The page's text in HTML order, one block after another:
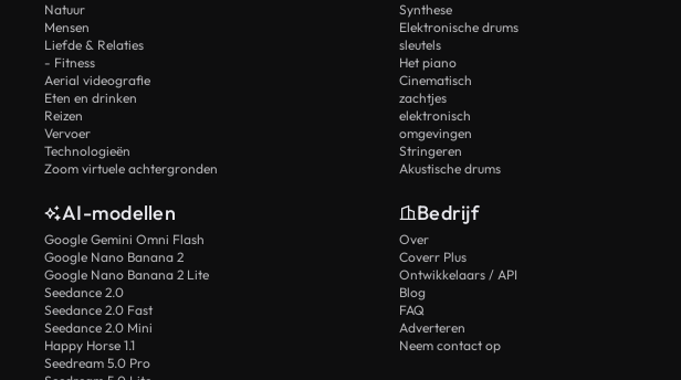
Natuur
Mensen
Liefde & Relaties
- Fitness
Aerial videografie
Eten en drinken
Reizen
Vervoer
Technologieën
Zoom virtuele achtergronden
Synthese
Elektronische drums
sleutels
Het piano
Cinematisch
zachtjes
elektronisch
omgevingen
Stringeren
Akustische drums
AI-modellen
Google Gemini Omni Flash
Google Nano Banana 2
Google Nano Banana 2 Lite
Seedance 2.0
Seedance 2.0 Fast
Seedance 2.0 Mini
Happy Horse 1.1
Seedream 5.0 Pro
Bedrijf
Over
Coverr Plus
Ontwikkelaars / API
Blog
FAQ
Adverteren
Neem contact op